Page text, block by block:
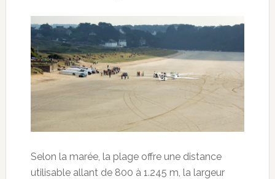
Selon la marée, la plage offre une distance
utilisable allant de 800 à 1.245 m, la largeur